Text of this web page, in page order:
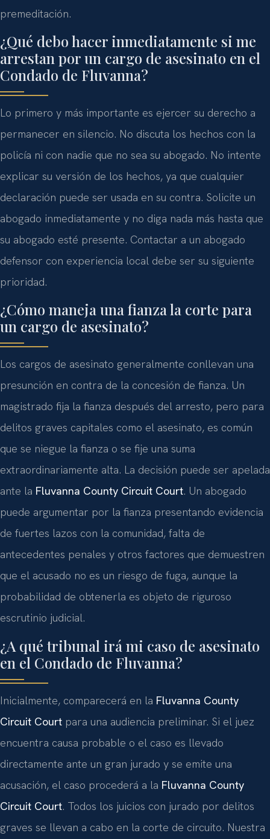
premeditación.
¿Qué debo hacer inmediatamente si me
arrestan por un cargo de asesinato en el
Condado de Fluvanna?
Lo primero y más importante es ejercer su derecho a
permanecer en silencio. No discuta los hechos con la
policía ni con nadie que no sea su abogado. No intente
explicar su versión de los hechos, ya que cualquier
declaración puede ser usada en su contra. Solicite un
abogado inmediatamente y no diga nada más hasta que
su abogado esté presente. Contactar a un abogado
defensor con experiencia local debe ser su siguiente
prioridad.
¿Cómo maneja una fianza la corte para
un cargo de asesinato?
Los cargos de asesinato generalmente conllevan una
presunción en contra de la concesión de fianza. Un
magistrado fija la fianza después del arresto, pero para
delitos graves capitales como el asesinato, es común
que se niegue la fianza o se fije una suma
extraordinariamente alta. La decisión puede ser apelada
ante la Fluvanna County Circuit Court. Un abogado
puede argumentar por la fianza presentando evidencia
de fuertes lazos con la comunidad, falta de
antecedentes penales y otros factores que demuestren
que el acusado no es un riesgo de fuga, aunque la
probabilidad de obtenerla es objeto de riguroso
escrutinio judicial.
¿A qué tribunal irá mi caso de asesinato
en el Condado de Fluvanna?
Inicialmente, comparecerá en la Fluvanna County
Circuit Court para una audiencia preliminar. Si el juez
encuentra causa probable o el caso es llevado
directamente ante un gran jurado y se emite una
acusación, el caso procederá a la Fluvanna County
Circuit Court. Todos los juicios con jurado por delitos
graves se llevan a cabo en la corte de circuito. Nuestra